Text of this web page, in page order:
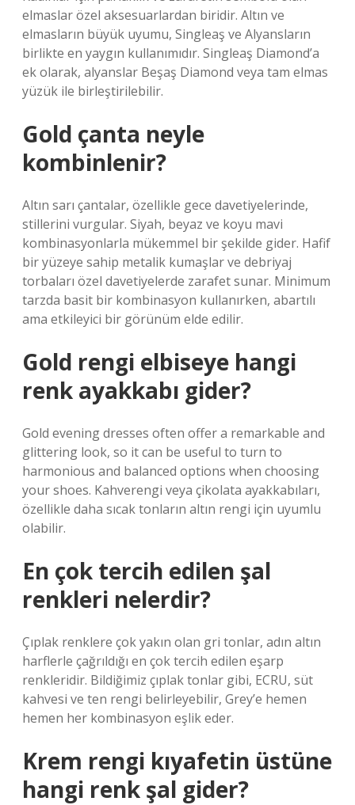
elmaslar özel aksesuarlardan biridir. Altın ve
elmasların büyük uyumu, Singleaş ve Alyansların
birlikte en yaygın kullanımıdır. Singleaş Diamond’a
ek olarak, alyanslar Beşaş Diamond veya tam elmas
yüzük ile birleştirilebilir.
Gold çanta neyle
kombinlenir?
Altın sarı çantalar, özellikle gece davetiyelerinde,
stillerini vurgular. Siyah, beyaz ve koyu mavi
kombinasyonlarla mükemmel bir şekilde gider. Hafif
bir yüzeye sahip metalik kumaşlar ve debriyaj
torbaları özel davetiyelerde zarafet sunar. Minimum
tarzda basit bir kombinasyon kullanırken, abartılı
ama etkileyici bir görünüm elde edilir.
Gold rengi elbiseye hangi
renk ayakkabı gider?
Gold evening dresses often offer a remarkable and
glittering look, so it can be useful to turn to
harmonious and balanced options when choosing
your shoes. Kahverengi veya çikolata ayakkabıları,
özellikle daha sıcak tonların altın rengi için uyumlu
olabilir.
En çok tercih edilen şal
renkleri nelerdir?
Çıplak renklere çok yakın olan gri tonlar, adın altın
harflerle çağrıldığı en çok tercih edilen eşarp
renkleridir. Bildiğimiz çıplak tonlar gibi, ECRU, süt
kahvesi ve ten rengi belirleyebilir, Grey’e hemen
hemen her kombinasyon eşlik eder.
Krem rengi kıyafetin üstüne
hangi renk şal gider?